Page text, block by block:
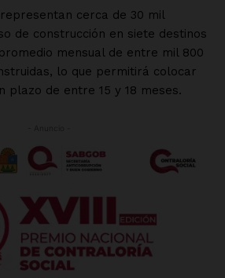
cerca de 30 mil
de construcción en siete destinos
mensual de entre mil 800
lo que permitirá colocar
plazo de entre 15 y 18 meses.